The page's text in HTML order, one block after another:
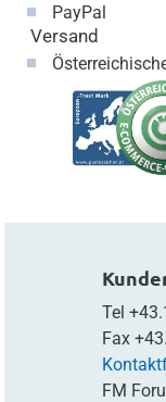
PayPal
Versand
Tel
Fax
FM